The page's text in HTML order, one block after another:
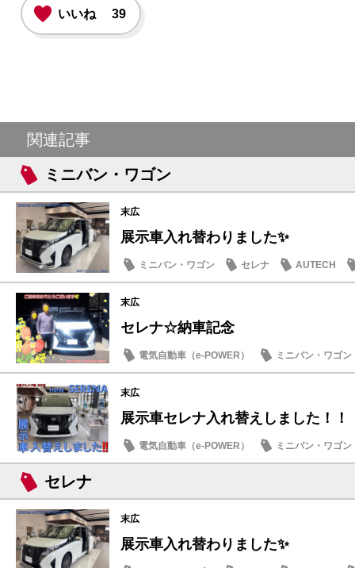
いいね 39
関連記事
ミニバン・ワゴン
末広
展示車入れ替わりました✨
ミニバン・ワゴン セレナ AUTECH
末広
セレナ☆納車記念
電気自動車（e-POWER）
ミニバン・ワゴン
納車式
末広
展示車セレナ入れ替えしました！！
電気自動車（e-POWER）
ミニバン・ワゴン
日産のお店
セレナ
末広
展示車入れ替わりました✨